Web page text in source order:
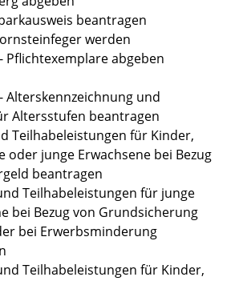
beantragen
werden
Pflichtexemplare abgeben
Alterskennzeichnung und
Altersstufen beantragen
Teilhabeleistungen für Kinder,
oder junge Erwachsene bei Bezug
beantragen
Teilhabeleistungen für junge
bei Bezug von Grundsicherung
bei Erwerbsminderung
Teilhabeleistungen für Kinder,